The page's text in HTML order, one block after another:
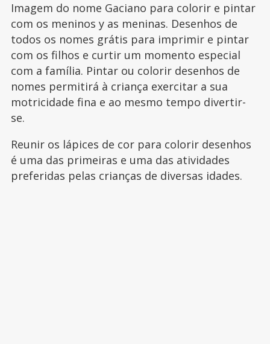
Imagem do nome Gaciano para colorir e pintar
com os meninos y as meninas. Desenhos de
todos os nomes grátis para imprimir e pintar
com os filhos e curtir um momento especial
com a família. Pintar ou colorir desenhos de
nomes permitirá à criança exercitar a sua
motricidade fina e ao mesmo tempo divertir-
se.
Reunir os lápices de cor para colorir desenhos
é uma das primeiras e uma das atividades
preferidas pelas crianças de diversas idades.